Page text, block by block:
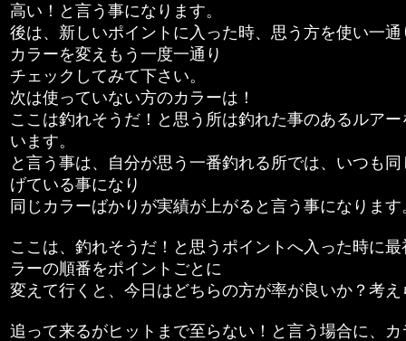
高い！と言う事になります。
後は、新しいポイントに入った時、思う方を使い一
カラーを変えもう一度一通り
チェックしてみて下さい。
次は使っていない方のカラーは！
ここは釣れそうだ！と思う所は釣れた事のあるルア
います。
と言う事は、自分が思う一番釣れる所では、いつも
げている事になり
同じカラーばかりが実績が上がると言う事になります
ここは、釣れそうだ！と思うポイントへ入った時に
ラーの順番をポイントごとに
変えて行くと、今日はどちらの方が率が良いか？考
追って来るがヒットまで至らない！と言う場合に、